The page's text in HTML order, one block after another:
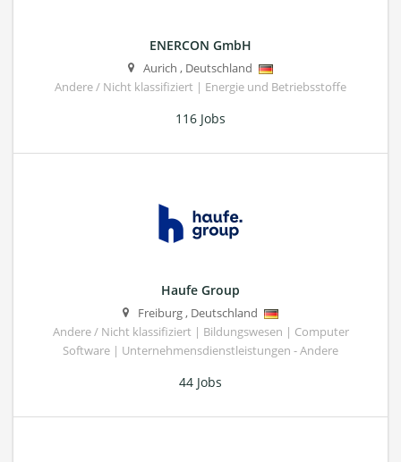
ENERCON GmbH
Aurich , Deutschland
Andere / Nicht klassifiziert | Energie und Betriebsstoffe
116 Jobs
Haufe Group
Freiburg, Deutschland
Andere / Nicht klassifiziert | Bildungswesen | Computer
Software | Unternehmensdienstleistungen - Andere
44 Jobs